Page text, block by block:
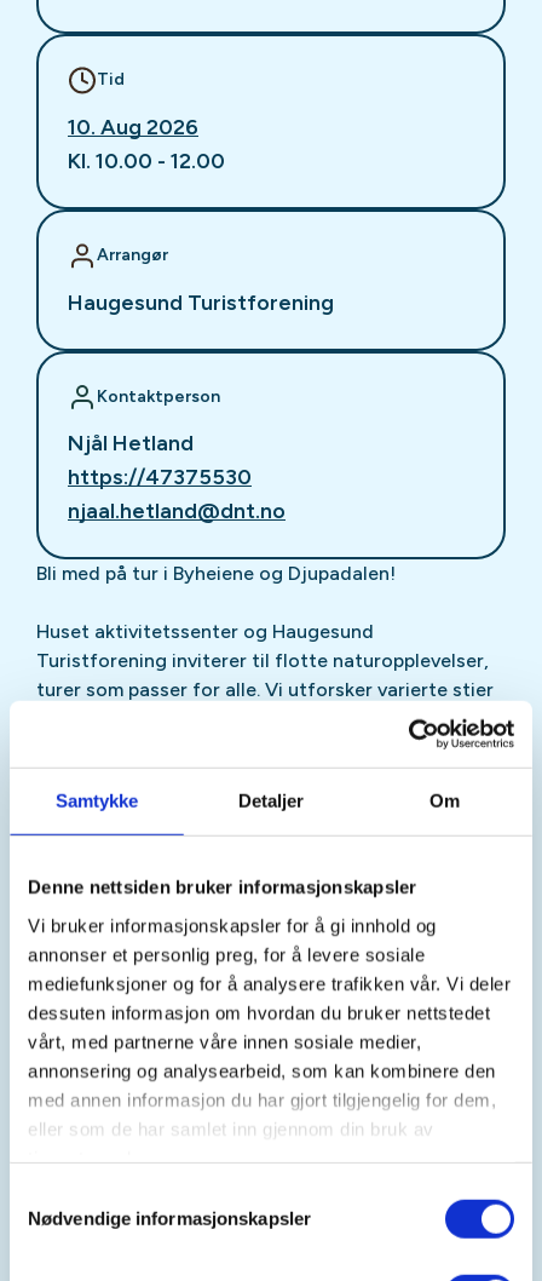
Samtykke Detaljer Om
Denne nettsiden bruker informasjonskapsler
Vi bruker informasjonskapsler for å gi innhold og
annonser et personlig preg, for å levere sosiale
mediefunksjoner og for å analysere trafikken vår. Vi deler
dessuten informasjon om hvordan du bruker nettstedet
vårt, med partnerne våre innen sosiale medier,
annonsering og analysearbeid, som kan kombinere den
med annen informasjon du har gjort tilgjengelig for dem,
eller som de har samlet inn gjennom din bruk av
Nødvendige informasjonskapsler
Tid
10. Aug 2026
Kl. 10.00 - 12.00
Arrangør
Haugesund Turistforening
Kontaktperson
Njål Hetland
https://47375530
njaal.hetland@dnt.no
Bli med på tur i Byheiene og Djupadalen!
Huset aktivitetssenter og Haugesund
Turistforening inviterer til flotte naturopplevelser,
turer som passer for alle. Vi utforsker varierte stier
og løyper, fra korte og enkle til litt lengre turer for
Hver tur avsluttes med hyggelig sosialt samvær
rundt bålet i gapahuken ved Ullvangtunet. Her
Hvorfor bli med?
Turer i naturen gir glede, energi og reduserer
stress. I tillegg får du muligheten til å lære mer om
området vi går i. Turistforeningen deler spennende
historier og viser fram nye stier. På enkelte turer
Vi informerer også om kommende turer i regi av